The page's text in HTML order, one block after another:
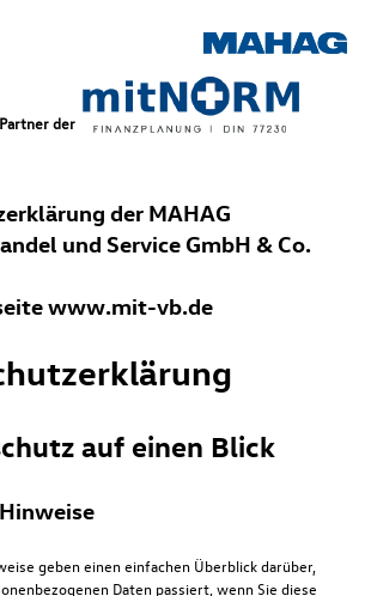
der
der MAHAG
und Service GmbH & Co.
www.mit-vb.de
auf einen Blick
geben einen einfachen Überblick darüber,
Daten passiert, wenn Sie diese